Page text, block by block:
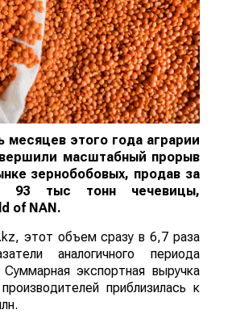
месяцев этого года аграрии
масштабный прорыв
зернобобовых, продав за
93 тыс тонн чечевицы,
of NAN.
этот объем сразу в 6,7 раза
аналогичного периода
экспортная выручка
приблизилась к